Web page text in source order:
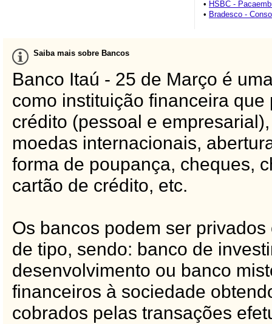
• HSBC -
• Bradesco -
Saiba mais sobre Bancos
Banco Itaú - 25 de Março é
como instituição financeira
crédito (pessoal e
moedas internacionais,
forma de poupança, cheques,
cartão de crédito, etc.
Os bancos podem ser
de tipo, sendo: banco de
desenvolvimento ou banco
financeiros à sociedade
cobrados pelas transações